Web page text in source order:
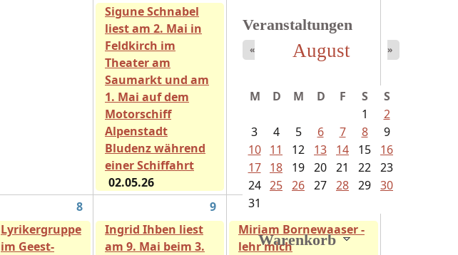
Sigune Schnabel
liest am 2. Mai in
Feldkirch im
Theater am
Saumarkt und am
1. Mai auf dem
Motorschiff
Alpenstadt
Bludenz während
einer Schiffahrt
02.05.26
8 9
Lyrikergruppe
im Geest-
Ingrid Ihben liest
am 9. Mai beim 3.
Miriam Bornewaaser -
lehr mich
Veranstaltungen
August
« »
M D M D F S
S
1
2
3
4 5 6 7 8
9
10
11 12 13 14 15
16
17
18 19 20 21 22 23
24 25 26 27 28 29 30
31
Warenkorb